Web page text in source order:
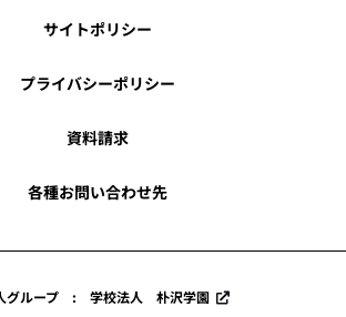
サイトポリシー
プライバシーポリシー
資料請求
各種お問い合わせ先
グループ : 学校法人 朴沢学園